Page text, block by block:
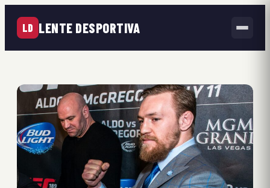
LD LENTE DESPORTIVA